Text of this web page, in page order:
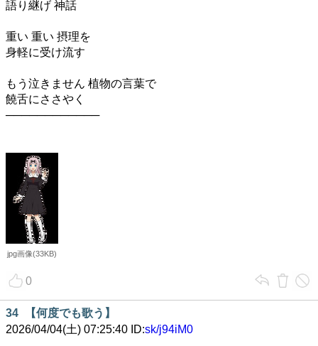
語り継げ 神話
重い 重い 摂理を
身軽に受け流す
もう泣きません 植物の言葉で
饒舌にささやく
────────────
jpg画像(33KB)
0
34
【何度でも歌う】
2026/04/04(土) 07:25:40 ID:sk/j94iM0